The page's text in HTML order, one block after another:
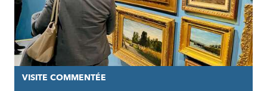
VISITE COMMENTÉE